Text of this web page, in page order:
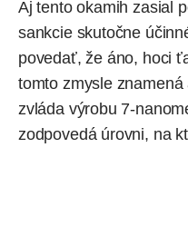
Aj tento okamih zasial
sankcie skutočne
povedať, že áno, hoci
tomto zmysle znamená
zvláda výrobu 7-
zodpovedá úrovni, na